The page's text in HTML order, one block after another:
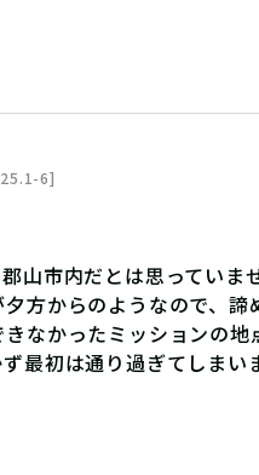
6]
山市内だとは思っていま
方からのようなので、
なかったミッションの
最初は通り過ぎてしまい